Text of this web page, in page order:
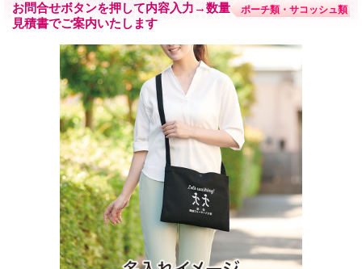
お問合せボタンを押して内容入力→数量・内容に応じて
見積書でご案内いたします
ポーチ類・サコッシュ類